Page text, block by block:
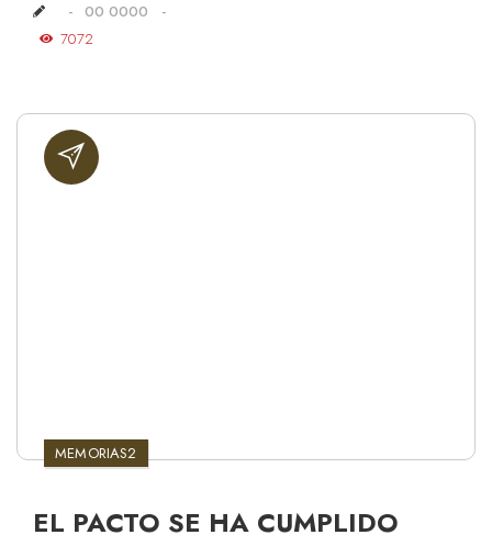
00 0000
7072
MEMORIAS2
EL PACTO SE HA CUMPLIDO